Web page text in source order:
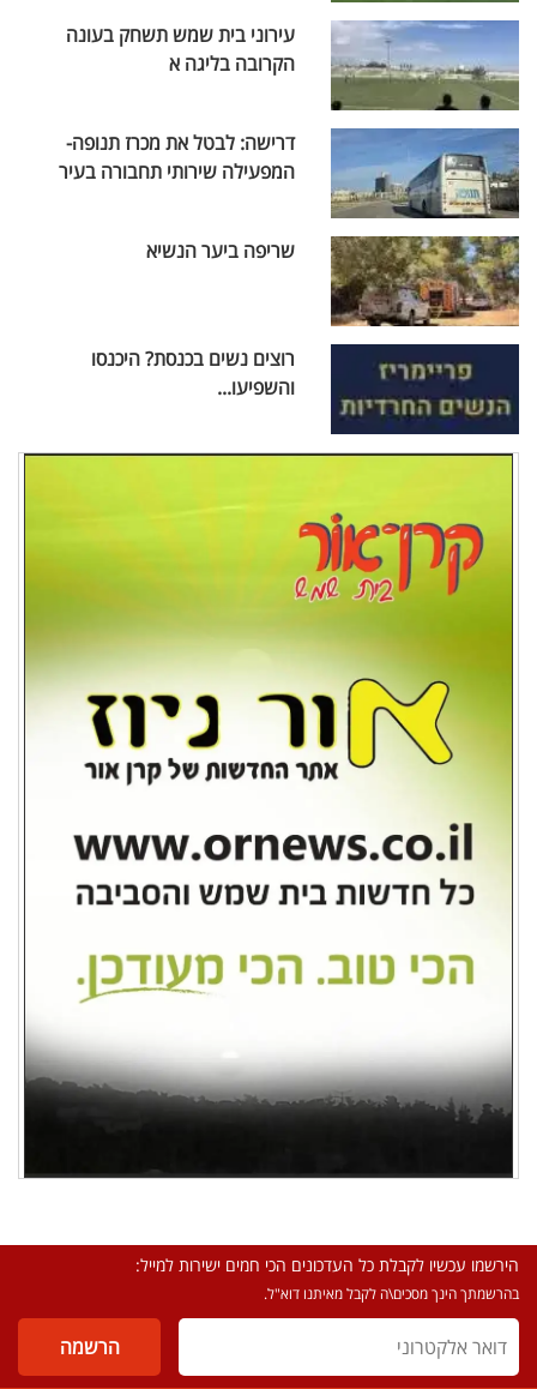
עירוני בית שמש תשחק בעונה
הקרובה בליגה א
דרישה: לבטל את מכרז תנופה-
המפעילה שירותי תחבורה בעיר
שריפה ביער הנשיא
רוצים נשים בכנסת? היכנסו
והשפיעו...
הירשמו עכשיו לקבלת כל העדכונים הכי חמים ישירות למייל:
בהרשמתך הינך מסכים\ה לקבל מאיתנו דוא"ל.